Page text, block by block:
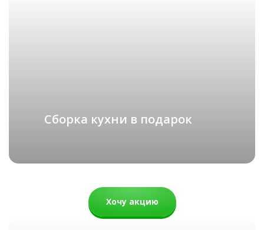
Сборка кухни в подарок
Хочу акцию